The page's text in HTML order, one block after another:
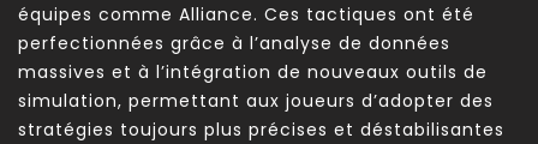
équipes comme Alliance. Ces tactiques ont été
perfectionnées grâce à l’analyse de données
massives et à l’intégration de nouveaux outils de
simulation, permettant aux joueurs d’adopter des
stratégies toujours plus précises et déstabilisantes